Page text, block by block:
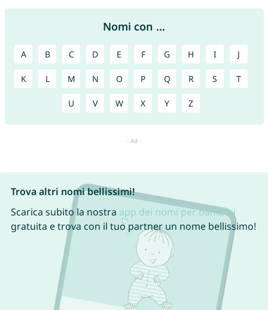
Nomi con ...
A B C D E F G H I J
K L M N O P Q R S T
U V W X Y Z
Trova altri nomi bellissimi!
Scarica subito la nostra app dei nomi per bambini
gratuita e trova con il tuo partner un nome bellissimo!